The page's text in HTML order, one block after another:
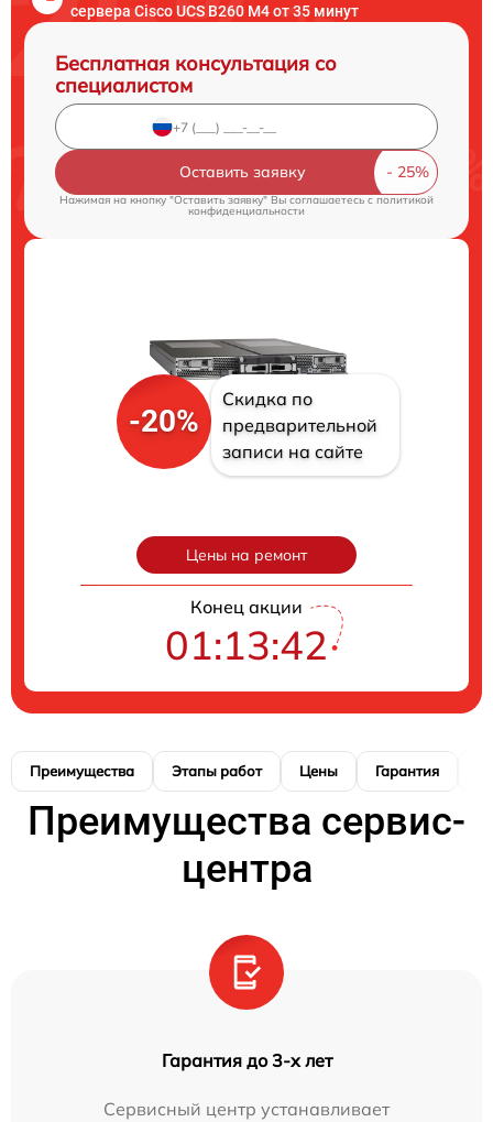
сервера Cisco UCS B260 M4 от 35 минут
Бесплатная консультация со
специалистом
Оставить заявку
Нажимая на кнопку "Оставить заявку" Вы соглашаетесь cполитикой
конфиденциальности
-20%
Скидка по
предварительной
записи на сайте
Цены на ремонт
Конец акции
01:13:40
Преимущества Этапы работ Цены Гарантия
Преимущества сервис-
центра
Гарантия до 3-х лет
Сервисный центр устанавливает